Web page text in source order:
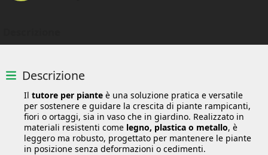
Descrizione
Il tutore per piante è una soluzione pratica e versatile
per sostenere e guidare la crescita di piante rampicanti,
fiori o ortaggi, sia in vaso che in giardino. Realizzato in
materiali resistenti come legno, plastica o metallo, è
leggero ma robusto, progettato per mantenere le piante
in posizione senza deformazioni o cedimenti.